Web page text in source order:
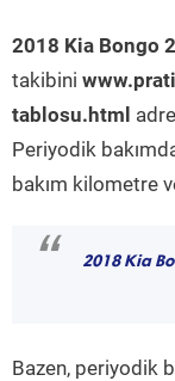
2018 Kia Bongo
takibini
tablosu.html
Periyodik
bakım kilometre
“ 2018 Kia
Bazen, periyodik